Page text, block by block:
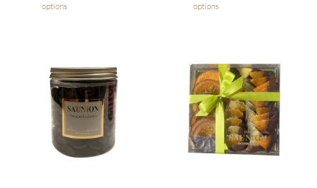
options
options